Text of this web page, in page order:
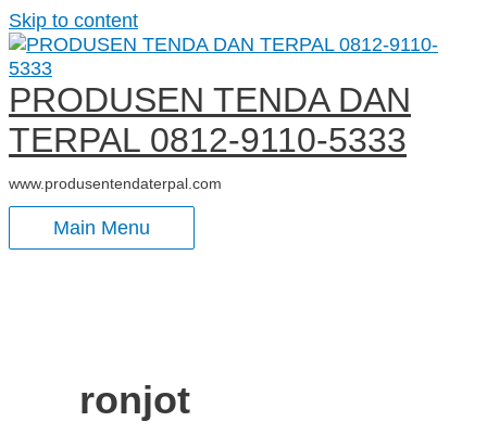
Skip to content
PRODUSEN TENDA DAN
TERPAL 0812-9110-5333
www.produsentendaterpal.com
Main Menu
ronjot